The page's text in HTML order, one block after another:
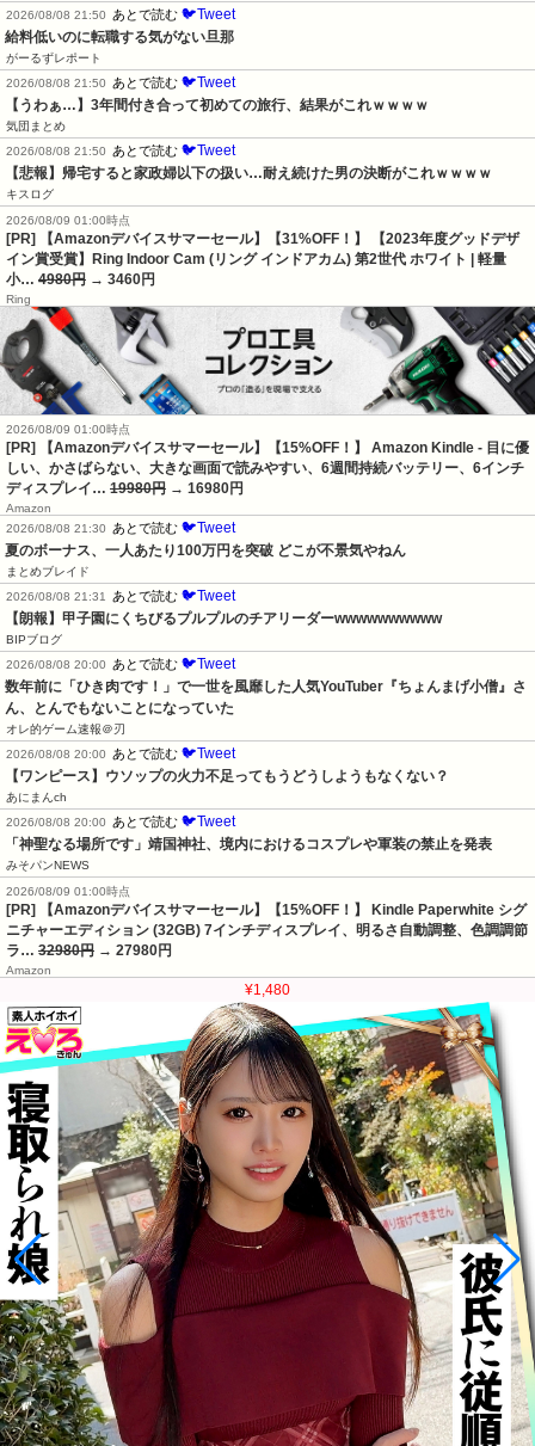
2026/08/08 21:50 あとで読む 🐦Tweet
給料低いのに転職する気がない旦那
がーるずレポート
2026/08/08 21:50 あとで読む 🐦Tweet
【うわぁ…】3年間付き合って初めての旅行、結果がこれｗｗｗｗ
気団まとめ
2026/08/08 21:50 あとで読む 🐦Tweet
【悲報】帰宅すると家政婦以下の扱い…耐え続けた男の決断がこれｗｗｗｗ
キスログ
2026/08/09 01:00時点
[PR] 【Amazonデバイスサマーセール】【31%OFF！】 【2023年度グッドデザ
イン賞受賞】Ring Indoor Cam (リング インドアカム) 第2世代 ホワイト | 軽量
小… 4980円 → 3460円
Ring
2026/08/09 01:00時点
[PR] 【Amazonデバイスサマーセール】【15%OFF！】 Amazon Kindle - 目に優
しい、かさばらない、大きな画面で読みやすい、6週間持続バッテリー、6インチ
ディスプレイ… 19980円 → 16980円
Amazon
2026/08/08 21:30
あとで読む 🐦Tweet
夏のボーナス、一人あたり100万円を突破 どこが不景気やねん
まとめブレイド
2026/08/08 21:31
あとで読む 🐦Tweet
【朗報】甲子園にくちびるプルプルのチアリーダーwwwwwwwwww
BIPブログ
2026/08/08 20:00
あとで読む 🐦Tweet
数年前に「ひき肉です！」で一世を風靡した人気YouTuber『ちょんまげ小僧』さ
ん、とんでもないことになっていた
オレ的ゲーム速報＠刃
2026/08/08 20:00
あとで読む 🐦Tweet
【ワンピース】ウソップの火力不足ってもうどうしようもなくない？
あにまんch
2026/08/08 20:00
あとで読む 🐦Tweet
「神聖なる場所です」靖国神社、境内におけるコスプレや軍装の禁止を発表
みそパンNEWS
2026/08/09 01:00時点
[PR] 【Amazonデバイスサマーセール】【15%OFF！】 Kindle Paperwhite シグ
ニチャーエディション (32GB) 7インチディスプレイ、明るさ自動調整、色調調節
ラ… 32980円 → 27980円
Amazon
¥1,480